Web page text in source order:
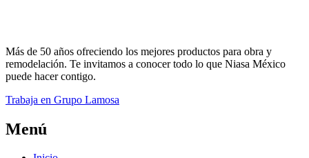
Más de 50 años ofreciendo los mejores productos para obra y
remodelación. Te invitamos a conocer todo lo que Niasa México
puede hacer contigo.
Trabaja en Grupo Lamosa
Menú